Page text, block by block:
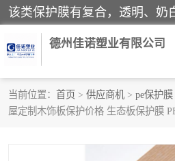
德州佳诺塑业有限公司
当前位置： 首页 > 供应商机 > pe保护膜
屋定制木饰板保护价格 生态板保护膜
pe保护膜